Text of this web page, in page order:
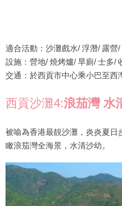
適合活動：沙灘戲水/ 浮潛/ 露營/
設施：營地/ 燒烤爐/ 旱廁/ 士多/
交通：於西貢市中心乘小巴至西
西貢沙灘4:浪茄灣 水
被喻為香港最靚沙灘，炎炎夏日
瞰浪茄灣全海景，水清沙幼。